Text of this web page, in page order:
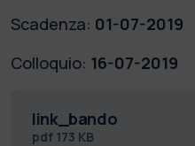
Scadenza: 01-07-2019
Colloquio: 16-07-2019
link_bando
pdf 173 KB